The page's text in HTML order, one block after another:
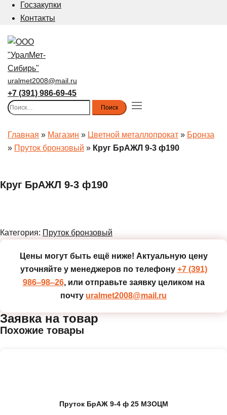
Госзакупки
Контакты
uralmet2008@mail.ru
+7 (391) 986-69-45
Найти:
Главная » Магазин » Цветной металлопрокат » Бронза
» Пруток бронзовый » Круг БрАЖЛ 9-3 ф190
Круг БрАЖЛ 9-3 ф190
Категория: Пруток бронзовый
Цены могут быть ещё ниже! Актуальную цену
уточняйте у менеджеров по телефону +7 (391)
986‒98‒26, или отправьте заявку целиком на
почту uralmet2008@mail.ru
Заявка на товар
Похожие товары
Пруток БрАЖ 9-4 ф 25 МЗОЦМ